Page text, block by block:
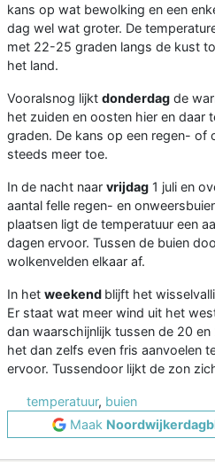
kans op wat bewolking en een
dag wel wat groter. De
met 22-25 graden langs de kust
het land.
Vooralsnog lijkt donderdag de
het zuiden en oosten hier en daar
graden. De kans op een regen- of
steeds meer toe.
In de nacht naar vrijdag 1 juli en
aantal felle regen- en
plaatsen ligt de temperatuur een
dagen ervoor. Tussen de buien
wolkenvelden elkaar af.
In het weekend blijft het
Er staat wat meer wind uit het
dan waarschijnlijk tussen de 20
het dan zelfs even fris aanvoelen
ervoor. Tussendoor lijkt de zon
temperatuur, buien
Maak